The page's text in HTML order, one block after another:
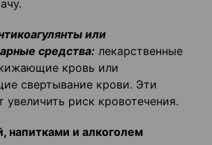
или
средства: лекарственные
кровь или
свертывание крови. Эти
увеличить риск кровотечения.
напитками и алкоголем